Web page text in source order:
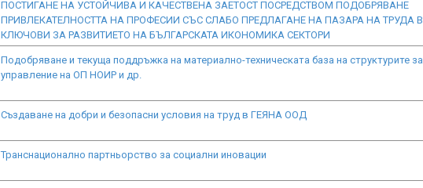
ПОСТИГАНЕ НА УСТОЙЧИВА И КАЧЕСТВЕНА ЗАЕТОСТ ПОСРЕДСТВОМ ПОДОБРЯВАНЕ
ПРИВЛЕКАТЕЛНОСТТА НА ПРОФЕСИИ СЪС СЛАБО ПРЕДЛАГАНЕ НА ПАЗАРА НА ТРУДА В
КЛЮЧОВИ ЗА РАЗВИТИЕТО НА БЪЛГАРСКАТА ИКОНОМИКА СЕКТОРИ
Подобряване и текуща поддръжка на материално-техническата база на структурите за
управление на ОП НОИР и др.
Създаване на добри и безопасни условия на труд в ГEЯНА ООД
Транснационално партньорство за социални иновации